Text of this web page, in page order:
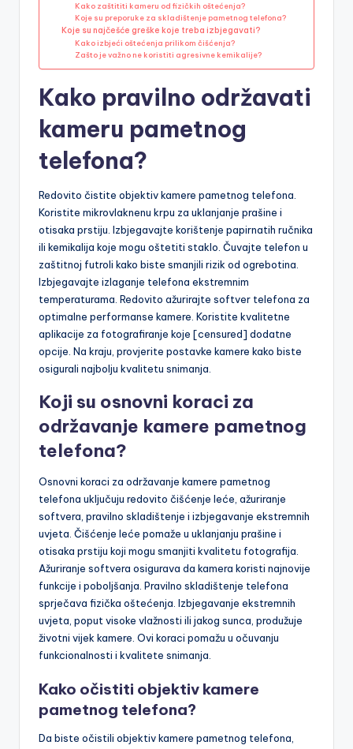
Kako zaštititi kameru od fizičkih oštećenja?
Koje su preporuke za skladištenje pametnog telefona?
Koje su najčešće greške koje treba izbjegavati?
Kako izbjeći oštećenja prilikom čišćenja?
Zašto je važno ne koristiti agresivne kemikalije?
Kako pravilno održavati
kameru pametnog
telefona?
Redovito čistite objektiv kamere pametnog telefona.
Koristite mikrovlaknenu krpu za uklanjanje prašine i
otisaka prstiju. Izbjegavajte korištenje papirnatih ručnika
ili kemikalija koje mogu oštetiti staklo. Čuvajte telefon u
zaštitnoj futroli kako biste smanjili rizik od ogrebotina.
Izbjegavajte izlaganje telefona ekstremnim
temperaturama. Redovito ažurirajte softver telefona za
optimalne performanse kamere. Koristite kvalitetne
aplikacije za fotografiranje koje [censured] dodatne
opcije. Na kraju, provjerite postavke kamere kako biste
osigurali najbolju kvalitetu snimanja.
Koji su osnovni koraci za
održavanje kamere pametnog
telefona?
Osnovni koraci za održavanje kamere pametnog
telefona uključuju redovito čišćenje leće, ažuriranje
softvera, pravilno skladištenje i izbjegavanje ekstremnih
uvjeta. Čišćenje leće pomaže u uklanjanju prašine i
otisaka prstiju koji mogu smanjiti kvalitetu fotografija.
Ažuriranje softvera osigurava da kamera koristi najnovije
funkcije i poboljšanja. Pravilno skladištenje telefona
sprječava fizička oštećenja. Izbjegavanje ekstremnih
uvjeta, poput visoke vlažnosti ili jakog sunca, produžuje
životni vijek kamere. Ovi koraci pomažu u očuvanju
funkcionalnosti i kvalitete snimanja.
Kako očistiti objektiv kamere
pametnog telefona?
Da biste očistili objektiv kamere pametnog telefona,